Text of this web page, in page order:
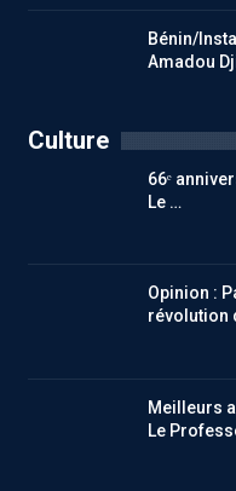
Bénin/
Amadou
Culture
66ᵉ
Le …
Opinion :
révolution
Meilleurs
Le